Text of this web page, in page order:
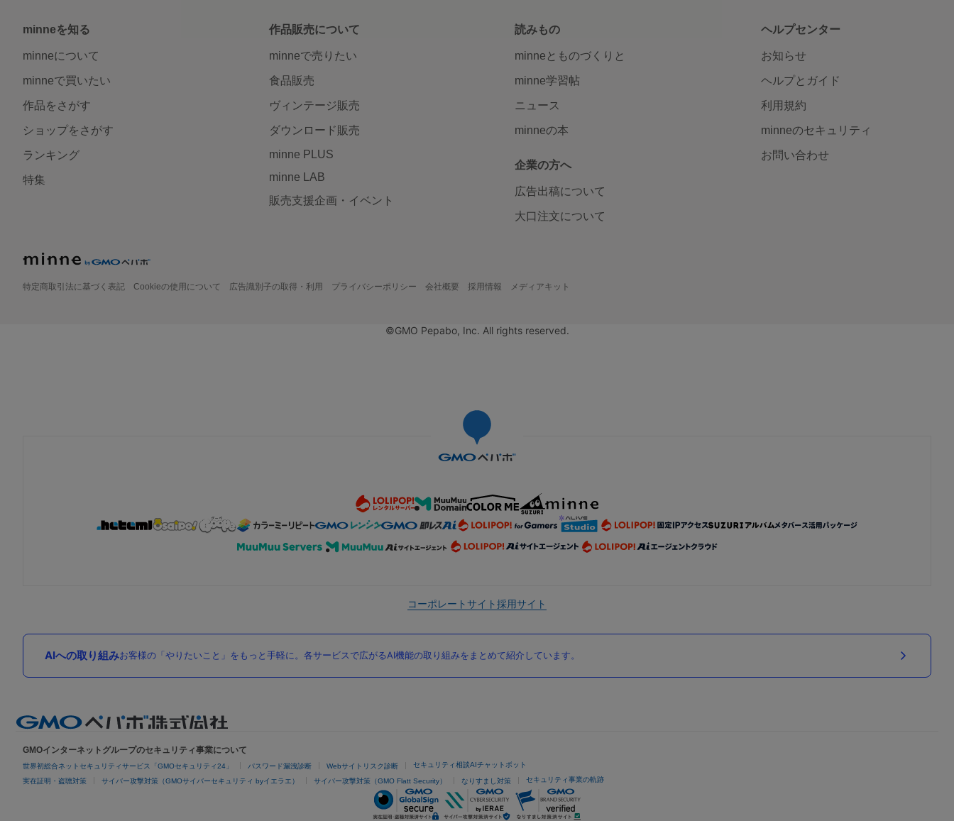
minneを知る
minneについて
minneで買いたい
作品をさがす
ショップをさがす
ランキング
特集
作品販売について
minneで売りたい
食品販売
ヴィンテージ販売
ダウンロード販売
minne PLUS
minne LAB
販売支援企画・イベント
読みもの
minneとものづくりと
minne学習帖
ニュース
minneの本
企業の方へ
広告出稿について
大口注文について
ヘルプセンター
お知らせ
ヘルプとガイド
利用規約
minneのセキュリティ
お問い合わせ
特定商取引法に基づく表記 Cookieの使用について 広告識別子の取得・利用 プライバシーポリシー 会社概要 採用情報 メディアキット
©GMO Pepabo, Inc. All rights reserved.
コーポレートサイト採用サイト
AIへの取り組みお客様の「やりたいこと」をもっと手軽に。各サービスで広がるAI機能の取り組みをまとめて紹介しています。
GMOインターネットグループのセキュリティ事業について
世界初総合ネットセキュリティサービス「GMOセキュリティ24」 パスワード漏洩診断 Webサイトリスク診断 セキュリティ相談AIチャットボット
実在証明・盗聴対策 サイバー攻撃対策（GMOサイバーセキュリティ byイエラエ） サイバー攻撃対策（GMO Flatt Security） なりすまし対策 セキュリティ事業の軌跡